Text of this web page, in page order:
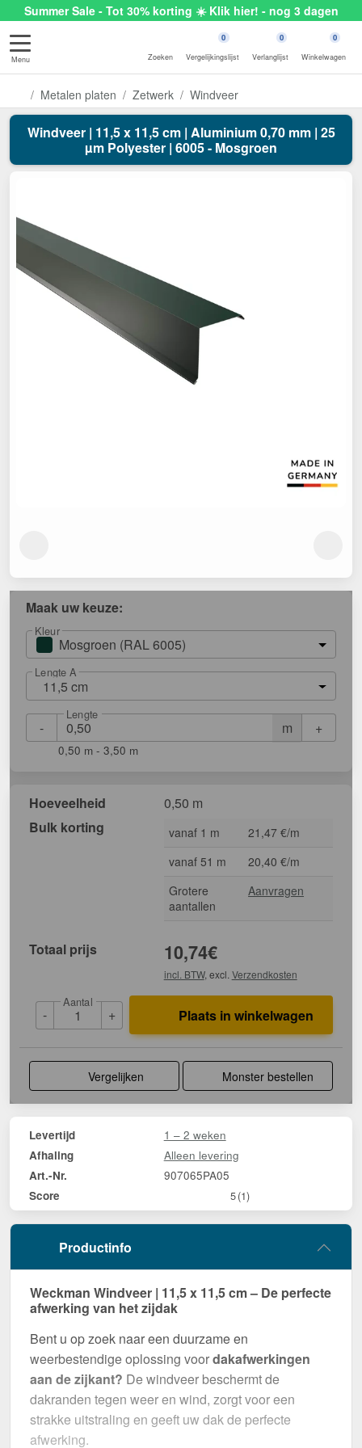
Summer Sale - Tot 30% korting ☀️ Klik hier! - nog 3 dagen
Menu Zoeken
0
Vergelijkingslijst
0
Verlanglijst
0
Winkelwagen
Metalen platen Zetwerk Windveer
Windveer | 11,5 x 11,5 cm | Aluminium 0,70 mm | 25
µm Polyester | 6005 - Mosgroen
Maak uw keuze:
Kleur
Mosgroen (RAL 6005)
Lengte A
11,5 cm
- m
Lengte
+
0,50 m - 3,50 m
Hoeveelheid
0,50 m
Bulk korting
vanaf 1 m
21,47 €/m
vanaf 51 m
20,40 €/m
Grotere
aantallen
Aanvragen
Totaal prijs 10,74€
incl. BTW, excl. Verzendkosten
-
Aantal
+ Plaats in winkelwagen
Vergelijken Monster bestellen
Levertijd 1 – 2 weken
Afhaling Alleen levering
Art.-Nr. 907065PA05
Score 5(1)
Productinfo
Weckman Windveer | 11,5 x 11,5 cm – De perfecte
afwerking van het zijdak
Bent u op zoek naar een duurzame en
weerbestendige oplossing voordakafwerkingen
aan de zijkant? De windveer beschermt de
dakranden tegen weer en wind, zorgt voor een
strakke uitstraling en geeft uw dak de perfecte
afwerking.